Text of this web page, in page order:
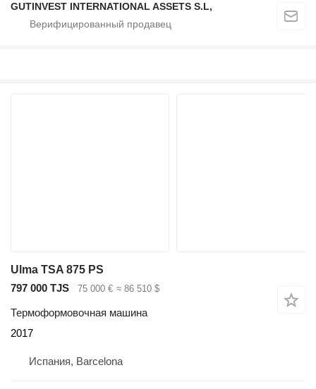
GUTINVEST INTERNATIONAL ASSETS S.L,
Ulma TSA 875 PS
797 000 TJS
75 000 € ≈ 86 510 $
Термоформовочная машина
2017
Испания, Barcelona